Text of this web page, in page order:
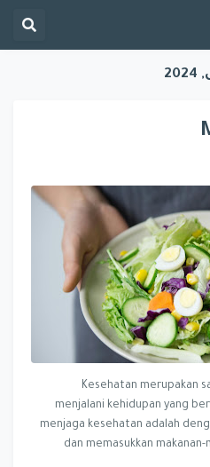
Kesehatan merupakan
menjalani kehidupan yang
menjaga kesehatan adalah
dan memasukkan